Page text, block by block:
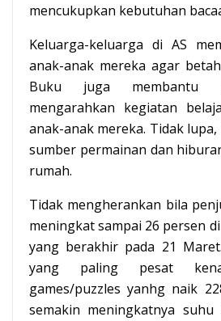
mencukupkan kebutuhan
Keluarga-keluarga di AS
anak-anak mereka agar
Buku juga membantu
mengarahkan kegiatan
anak-anak mereka. Tidak
sumber permainan dan
rumah.
Tidak mengherankan bila
meningkat sampai 26 persen
yang berakhir pada 21
yang paling pesat
games/puzzles yanhg naik
semakin meningkatnya suhu